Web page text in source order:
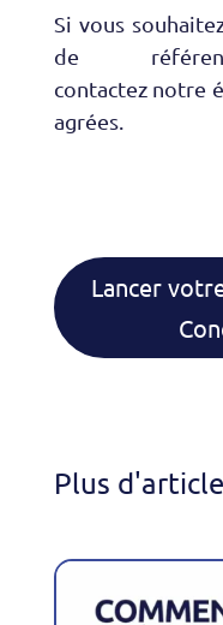
Si vous
de
contactez notre
agrées.
Lancer
Plus